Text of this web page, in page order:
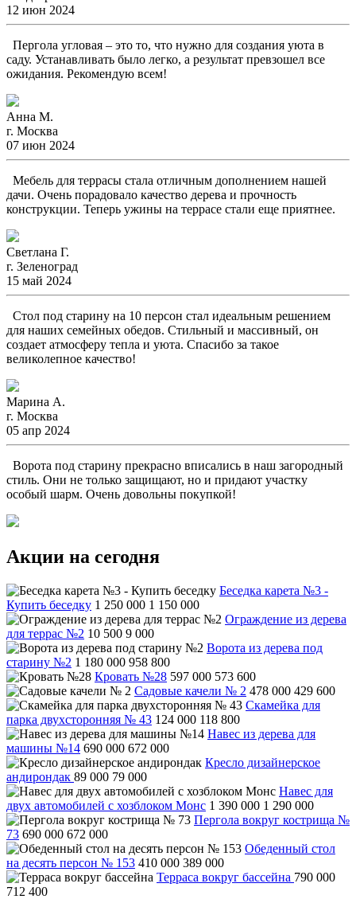
12 июн 2024
Пергола угловая – это то, что нужно для создания уюта в
саду. Устанавливать было легко, а результат превзошел все
ожидания. Рекомендую всем!
Анна М.
г. Москва
07 июн 2024
Мебель для террасы стала отличным дополнением нашей
дачи. Очень порадовало качество дерева и прочность
конструкции. Теперь ужины на террасе стали еще приятнее.
Светлана Г.
г. Зеленоград
15 май 2024
Стол под старину на 10 персон стал идеальным решением
для наших семейных обедов. Стильный и массивный, он
создает атмосферу тепла и уюта. Спасибо за такое
великолепное качество!
Марина А.
г. Москва
05 апр 2024
Ворота под старину прекрасно вписались в наш загородный
стиль. Они не только защищают, но и придают участку
особый шарм. Очень довольны покупкой!
Акции на сегодня
Беседка карета №3 -
Купить беседку 1 250 000 1 150 000
Ограждение из дерева
для террас №2 10 500 9 000
Ворота из дерева под
старину №2 1 180 000 958 800
Кровать №28 597 000 573 600
Садовые качели № 2 478 000 429 600
Скамейка для
парка двухсторонняя № 43 124 000 118 800
Навес из дерева для
машины №14 690 000 672 000
Кресло дизайнерское
андирондак 89 000 79 000
Навес для
двух автомобилей с хозблоком Монс 1 390 000 1 290 000
Пергола вокруг кострища №
73 690 000 672 000
Обеденный стол
на десять персон № 153 410 000 389 000
Терраса вокруг бассейна 790 000
712 400